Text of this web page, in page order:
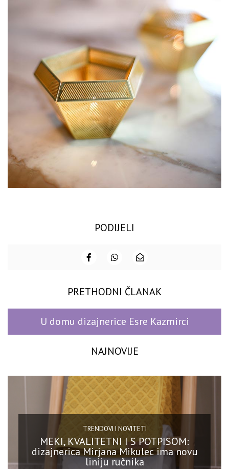
PODIJELI
PRETHODNI ČLANAK
U domu dizajnerice Esre Kazmirci
NAJNOVIJE
TRENDOVI I NOVITETI
MEKI, KVALITETNI I S POTPISOM:
dizajnerica Mirjana Mikulec ima novu
liniju ručnika